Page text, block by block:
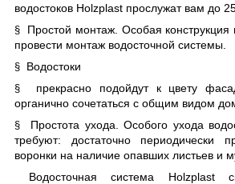
водостоков Holzplast прослужат вам до
§
Простой монтаж. Особая конструкция
провести монтаж водосточной системы.
§ Водостоки
§
прекрасно подойдут к цвету
органично сочетаться с общим видом
§
Простота ухода. Особого ухода
требуют: достаточно периодически
воронки на наличие опавших листьев и
Водосточная система
Holzplast